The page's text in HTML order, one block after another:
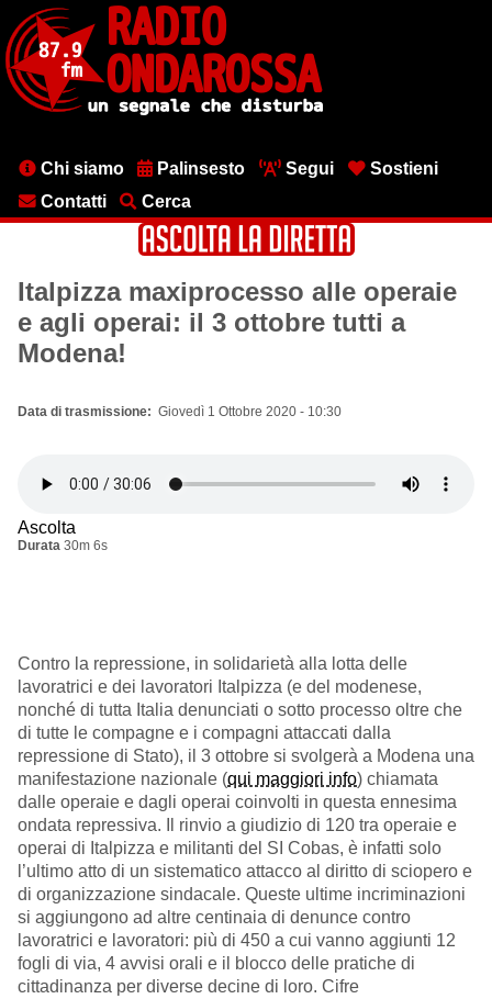
contenuto
principale
MenuChi siamo Palinsesto Segui
Sostieni
Contatti
Cerca
Italpizza maxiprocesso alle operaie
e agli operai: il 3 ottobre tutti a
Modena!
Data di trasmissione Giovedì 1 Ottobre 2020 - 10:30
Ascolta
Durata 30m 6s
Contro la repressione, in solidarietà alla lotta delle
lavoratrici e dei lavoratori Italpizza (e del modenese,
nonché di tutta Italia denunciati o sotto processo oltre che
di tutte le compagne e i compagni attaccati dalla
repressione di Stato), il 3 ottobre si svolgerà a Modena una
manifestazione nazionale (qui maggiori info) chiamata
dalle operaie e dagli operai coinvolti in questa ennesima
ondata repressiva.
Il rinvio a giudizio di 120 tra operaie e
operai di Italpizza e militanti del SI Cobas, è infatti solo
l’ultimo atto di un sistematico attacco al diritto di sciopero e
di organizzazione sindacale. Queste ultime incriminazioni
si aggiungono ad altre centinaia di denunce contro
lavoratrici e lavoratori: più di 450 a cui vanno aggiunti 12
fogli di via, 4 avvisi orali e il blocco delle pratiche di
cittadinanza per diverse decine di loro. Cifre